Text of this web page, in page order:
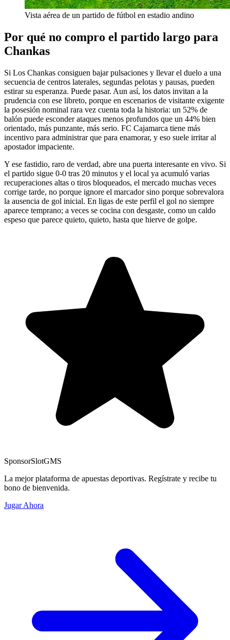
Vista aérea de un partido de fútbol en estadio andino
Por qué no compro el partido largo para
Chankas
Si Los Chankas consiguen bajar pulsaciones y llevar el duelo a una
secuencia de centros laterales, segundas pelotas y pausas, pueden
estirar su esperanza. Puede pasar. Aun así, los datos invitan a la
prudencia con ese libreto, porque en escenarios de visitante exigente
la posesión nominal rara vez cuenta toda la historia: un 52% de
balón puede esconder ataques menos profundos que un 44% bien
orientado, más punzante, más serio. FC Cajamarca tiene más
incentivo para administrar que para enamorar, y eso suele irritar al
apostador impaciente.
Y ese fastidio, raro de verdad, abre una puerta interesante en vivo. Si
el partido sigue 0-0 tras 20 minutos y el local ya acumuló varias
recuperaciones altas o tiros bloqueados, el mercado muchas veces
corrige tarde, no porque ignore el marcador sino porque sobrevalora
la ausencia de gol inicial. En ligas de este perfil el gol no siempre
aparece temprano; a veces se cocina con desgaste, como un caldo
espeso que parece quieto, quieto, hasta que hierve de golpe.
SponsorSlotGMS
La mejor plataforma de apuestas deportivas. Regístrate y recibe tu
bono de bienvenida.
Jugar Ahora